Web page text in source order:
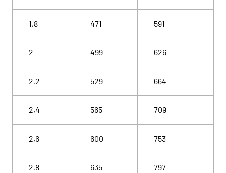
1,8 471 591
2 499 626
2,2 529 664
2,4 565 709
2,6 600 753
2,8 635 797